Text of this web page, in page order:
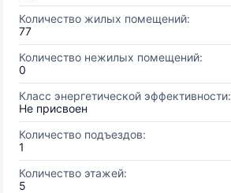
Количество жилых помещений:
77
Количество нежилых помещений:
0
Класс энергетической эффективности:
Не присвоен
Количество подъездов:
1
Количество этажей:
5